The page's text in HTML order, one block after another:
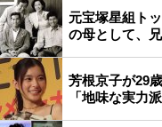
元宝塚星組ト
の母として、
芳根京子が29
「地味な実力